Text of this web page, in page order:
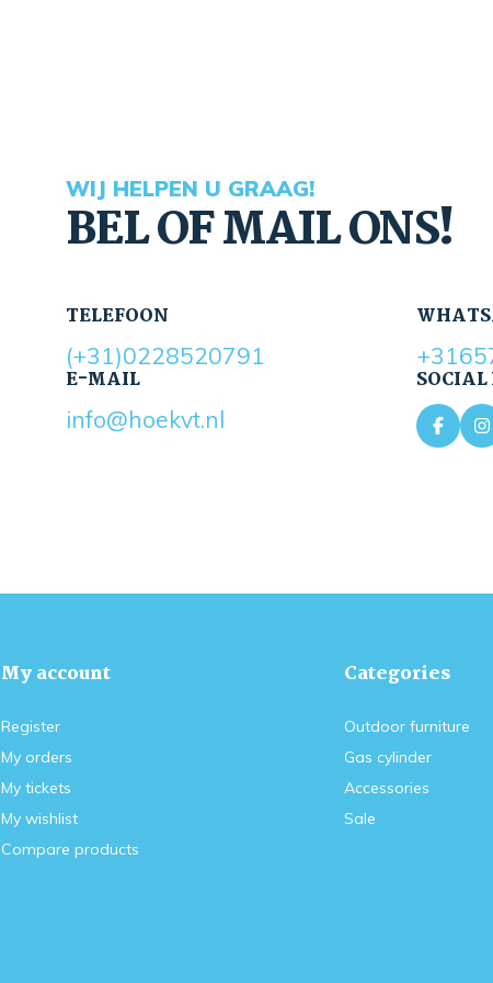
WIJ HELPEN U GRAAG!
BEL OF MAIL ONS!
TELEFOON
(+31)0228520791
E-MAIL
info@hoekvt.nl
My account
Register
My orders
My tickets
My wishlist
Compare products
Categories
Outdoor furniture
Gas cylinder
Accessories
Sale